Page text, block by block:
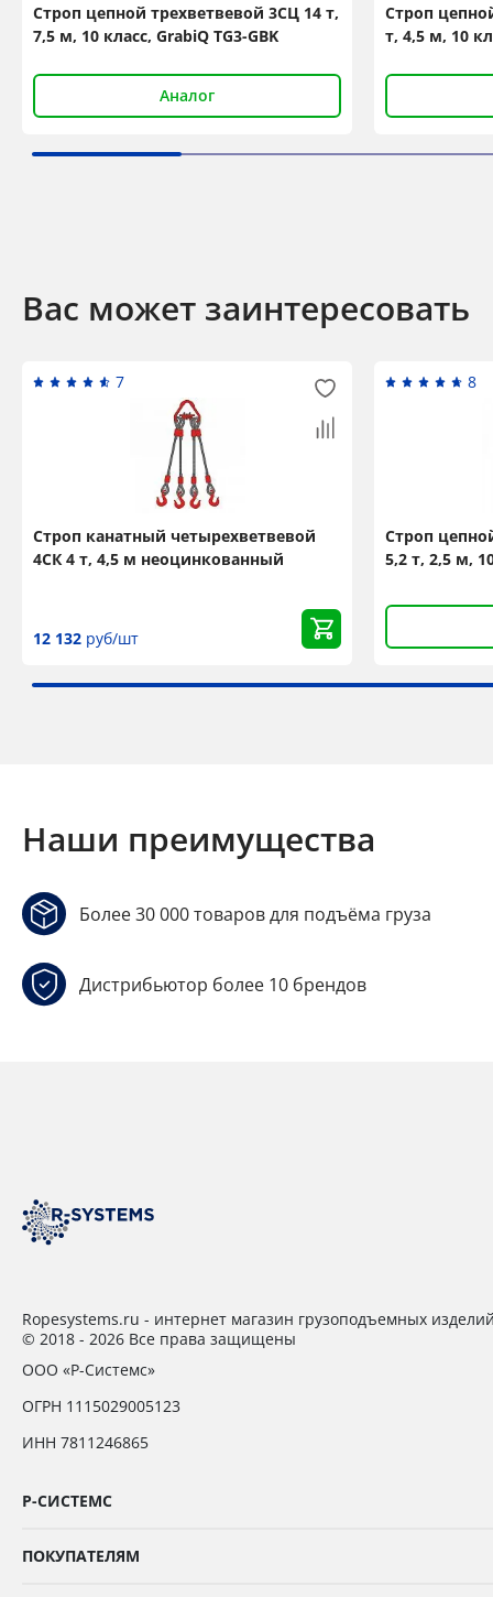
Строп цепной трехветвевой 3СЦ 14 т,
7,5 м, 10 класс, GrabiQ TG3-GBK
Аналог
Строп
т, 4,5 м, 10
Вас может заинтересовать
7
Строп канатный четырехветвевой
4СК 4 т, 4,5 м неоцинкованный
12 132 руб/шт
8
Строп
5,2 т, 2,5 м,
Наши преимущества
Более 30 000 товаров для подъёма груза
Дистрибьютор более 10 брендов
Ropesystems.ru - интернет магазин грузоподъемных
© 2018 - 2026 Все права защищены
ООО «Р-Системс»
ОГРН 1115029005123
ИНН 7811246865
Р-СИСТЕМС
ПОКУПАТЕЛЯМ